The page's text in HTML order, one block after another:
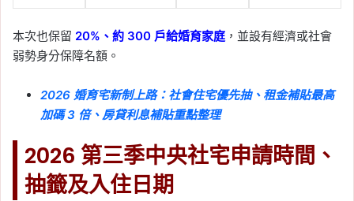
本次也保留 20%、約 300 戶給婚育家庭 ，並設有經濟或社會
弱勢身分保障名額。
2026 婚育宅新制上路：社會住宅優先抽、租金補貼最高
加碼 3 倍、房貸利息補貼重點整理
2026 第三季中央社宅申請時間、
抽籤及入住日期